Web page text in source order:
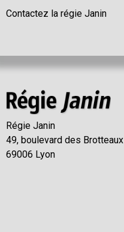
Contactez la régie Janin
Régie Janin
49, boulevard des Brotteaux
69006 Lyon